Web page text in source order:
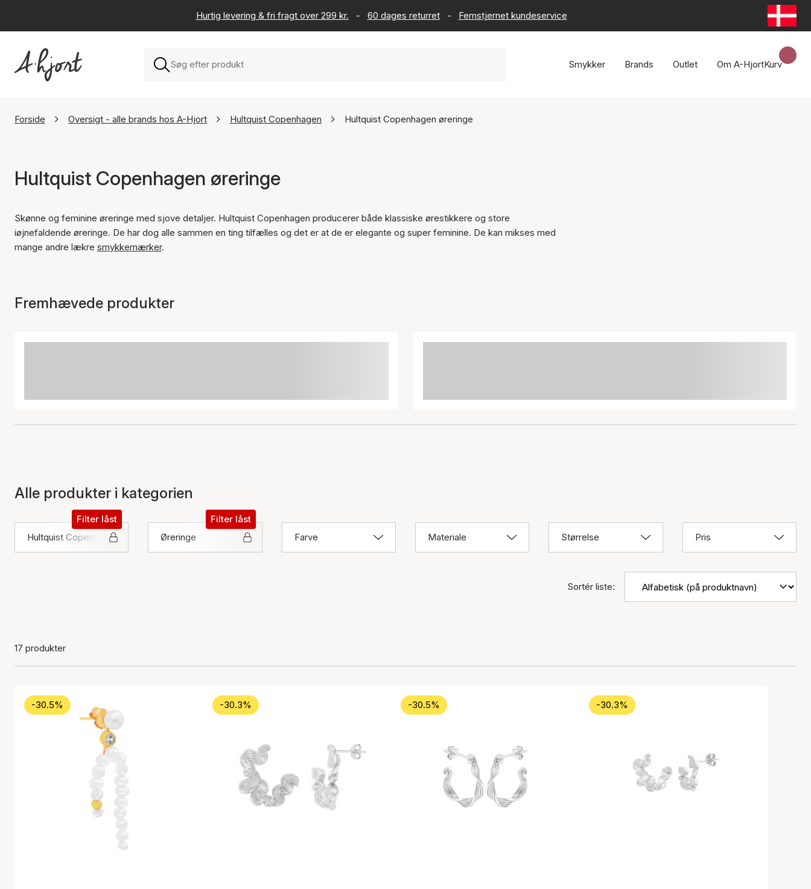
Hurtig levering & fri fragt over 299 kr. - 60 dages returret - Femstjernet kundeservice
Smykker Brands Outlet Om A-HjortKurv
Forside Oversigt - alle brands hos A-Hjort Hultquist Copenhagen Hultquist Copenhagen øreringe
Hultquist Copenhagen øreringe
Skønne og feminine øreringe med sjove detaljer. Hultquist Copenhagen producerer både klassiske ørestikkere og store
iøjnefaldende øreringe. De har dog alle sammen en ting tilfælles og det er at de er elegante og super feminine. De kan mikses med
mange andre lækre smykkemærker.
Fremhævede produkter
Alle produkter i kategorien
Hultquist Copenhagen
Filter låst
Øreringe
Filter låst
Farve
Materiale Størrelse Pris
Sortér liste:
17 produkter
-30.5% -30.3% -30.5% -30.3%